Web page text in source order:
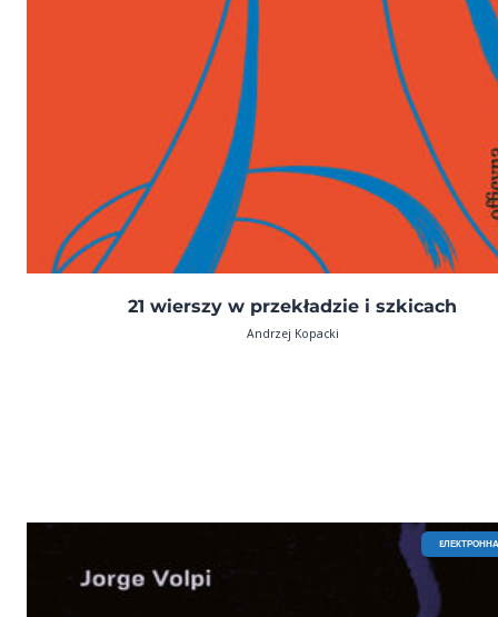
21 wierszy w przekładzie i szkicach
Andrzej Kopacki